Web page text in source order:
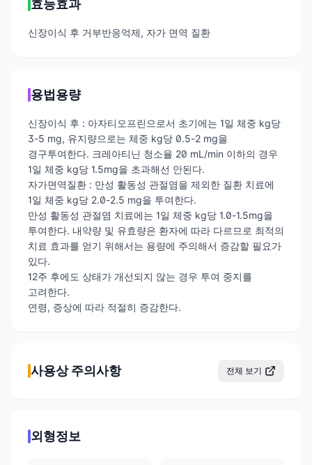
효능효과
신장이식 후 거부반응억제, 자가 면역 질환
용법용량
신장이식 후 : 아자티오프린으로서 초기에는 1일 체중 kg당
3-5 mg, 유지량으로는 체중 kg당 0.5-2 mg을
경구투여한다. 크레아티닌 청소율 20 mL/min 이하의 경우
1일 체중 kg당 1.5mg을 초과해선 안된다.
자가면역질환 : 만성 활동성 관절염을 제외한 질환 치료에
1일 체중 kg당 2.0-2.5 mg을 투여한다.
만성 활동성 관절염 치료에는 1일 체중 kg당 1.0-1.5mg을
투여한다. 내약량 및 유효량은 환자에 따라 다르므로 최적의
치료 효과를 얻기 위해서는 용량에 주의해서 증감할 필요가
있다.
12주 후에도 상태가 개선되지 않는 경우 투여 중지를
고려한다.
연령, 증상에 따라 적절히 증감한다.
사용상 주의사항 전체 보기
외형정보